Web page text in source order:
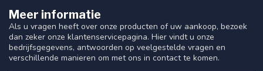
Meer informatie
Als u vragen heeft over onze producten of uw aankoop, bezoek
dan zeker onze klantenservicepagina. Hier vindt u onze
bedrijfsgegevens, antwoorden op veelgestelde vragen en
verschillende manieren om met ons in contact te komen.